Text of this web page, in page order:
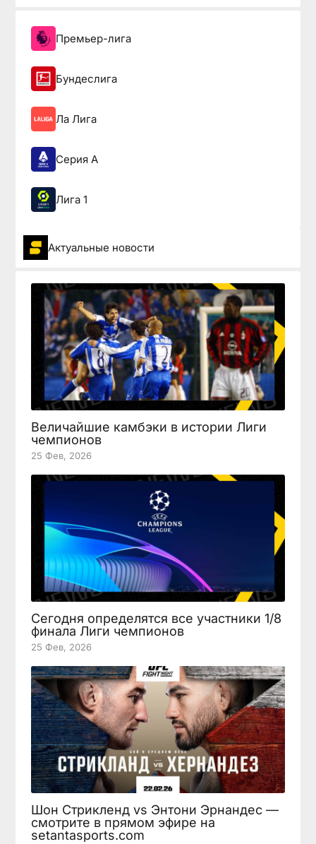
Премьер-лига
Бундеслига
Ла Лига
Серия А
Лига 1
Актуальные новости
Величайшие камбэки в истории Лиги
чемпионов
25 Фев, 2026
Сегодня определятся все участники 1/8
финала Лиги чемпионов
25 Фев, 2026
Шон Стрикленд vs Энтони Эрнандес —
смотрите в прямом эфире на
setantasports.com